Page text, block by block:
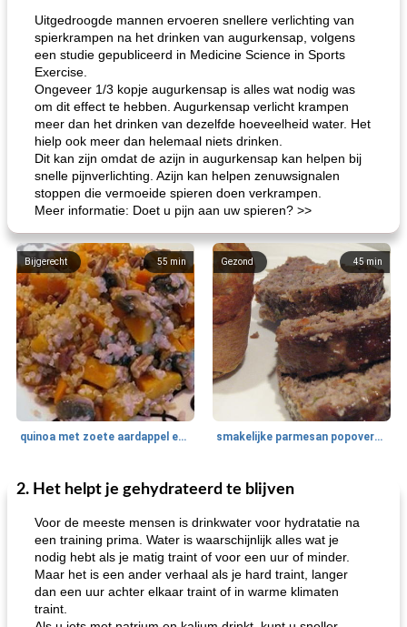
Uitgedroogde mannen ervoeren snellere verlichting van
spierkrampen na het drinken van augurkensap, volgens
een studie gepubliceerd in Medicine Science in Sports
Exercise.
Ongeveer 1/3 kopje augurkensap is alles wat nodig was
om dit effect te hebben. Augurkensap verlicht krampen
meer dan het drinken van dezelfde hoeveelheid water. Het
hielp ook meer dan helemaal niets drinken.
Dit kan zijn omdat de azijn in augurkensap kan helpen bij
snelle pijnverlichting. Azijn kan helpen zenuwsignalen
stoppen die vermoeide spieren doen verkrampen.
Meer informatie: Doet u pijn aan uw spieren? >>
55 min
Bijgerecht
quinoa met zoete aardappel en champignons
45min
Gezond
smakelijke parmesan popovers (gezonder!)
40 min
One Dish Meal Soepen, stoofschotels en Chili
2. Het helpt je gehydrateerd te blijven
Voor de meeste mensen is drinkwater voor hydratatie na
een training prima. Water is waarschijnlijk alles wat je
nodig hebt als je matig traint of voor een uur of minder.
Maar het is een ander verhaal als je hard traint, langer
dan een uur achter elkaar traint of in warme klimaten
traint.